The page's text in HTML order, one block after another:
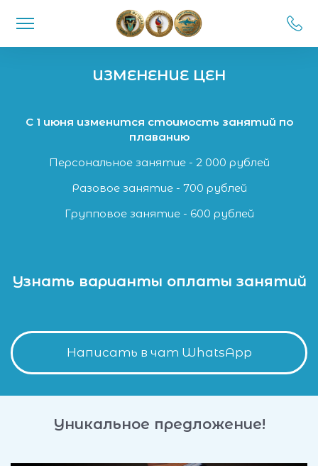
Уфимская коммерческая Лига по футзалу ⚽
ИЗМЕНЕНИЕ ЦЕН
С 1 июня изменится стоимость занятий по
плаванию
Персональное занятие - 2 000 рублей
Разовое занятие - 700 рублей
Групповое занятие - 600 рублей
Узнать варианты оплаты занятий
Написать в чат WhatsApp
Уникальное предложение!